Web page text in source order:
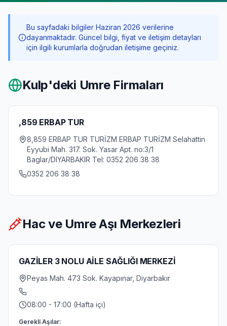
Bu sayfadaki bilgiler Haziran 2026 verilerine
dayanmaktadır. Güncel bilgi, fiyat ve iletişim detayları
için ilgili kurumlarla doğrudan iletişime geçiniz.
Kulp'deki Umre Firmaları
,859 ERBAP TUR
8,859 ERBAP TUR TURİZM ERBAP TURİZM Selahattin
Eyyubi Mah. 317. Sok. Yasar Apt. no:3/1
Baglar/DIYARBAKIR Tel: 0352 206 38 38
0352 206 38 38
Hac ve Umre Aşı Merkezleri
GAZİLER 3 NOLU AİLE SAĞLIĞI MERKEZİ
Peyas Mah. 473 Sok. Kayapınar, Diyarbakır
08:00 - 17:00 (Hafta içi)
Gerekli Aşılar: